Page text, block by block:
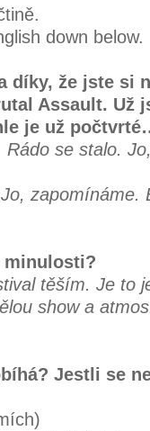
down below.
díky, že jste si
Assault. Už
je už
Rádo se stalo.
Jo, zapomínáme.
minulosti?
těším. Je to
show a
Jestli se